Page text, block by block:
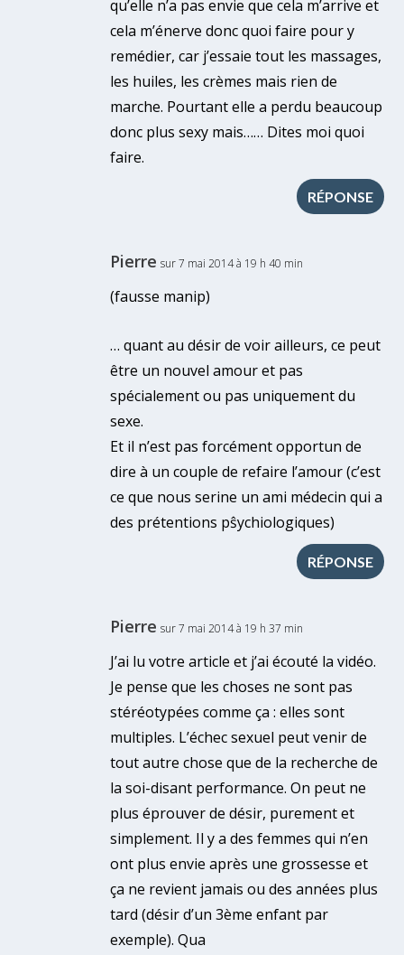
qu’elle n’a pas envie que cela m’arrive et
cela m’énerve donc quoi faire pour y
remédier, car j’essaie tout les massages,
les huiles, les crèmes mais rien de
marche. Pourtant elle a perdu beaucoup
donc plus sexy mais…… Dites moi quoi
faire.
RÉPONSE
Pierre sur 7 mai 2014 à 19 h 40 min
(fausse manip)
… quant au désir de voir ailleurs, ce peut
être un nouvel amour et pas
spécialement ou pas uniquement du
sexe.
Et il n’est pas forcément opportun de
dire à un couple de refaire l’amour (c’est
ce que nous serine un ami médecin qui a
des prétentions pŝychiologiques)
RÉPONSE
Pierre sur 7 mai 2014 à 19 h 37 min
J’ai lu votre article et j’ai écouté la vidéo.
Je pense que les choses ne sont pas
stéréotypées comme ça : elles sont
multiples. L’échec sexuel peut venir de
tout autre chose que de la recherche de
la soi-disant performance. On peut ne
plus éprouver de désir, purement et
simplement. Il y a des femmes qui n’en
ont plus envie après une grossesse et
ça ne revient jamais ou des années plus
tard (désir d’un 3ème enfant par
exemple). Qua